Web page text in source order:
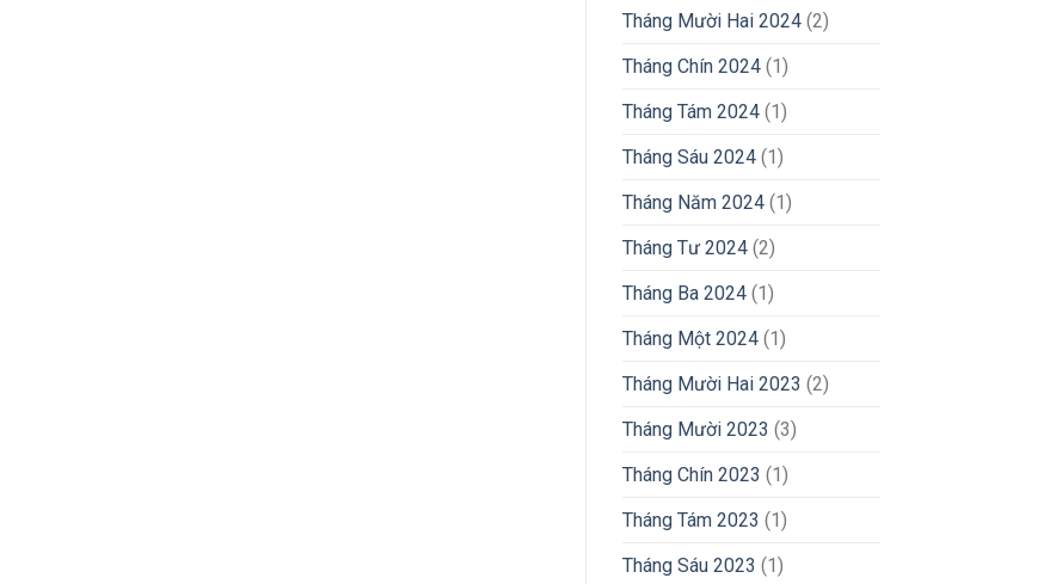
Tháng Mười Hai 2024(2)
Tháng Chín 2024(1)
Tháng Tám 2024(1)
Tháng Sáu 2024(1)
Tháng Năm 2024(1)
Tháng Tư 2024(2)
Tháng Ba 2024(1)
Tháng Một 2024(1)
Tháng Mười Hai 2023 (2)
Tháng Mười 2023 (3)
Tháng Chín 2023 (1)
Tháng Tám 2023 (1)
Tháng Sáu 2023 (1)